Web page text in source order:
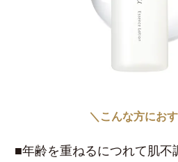
＼こんな方にお
■年齢を重ねるにつれて肌不